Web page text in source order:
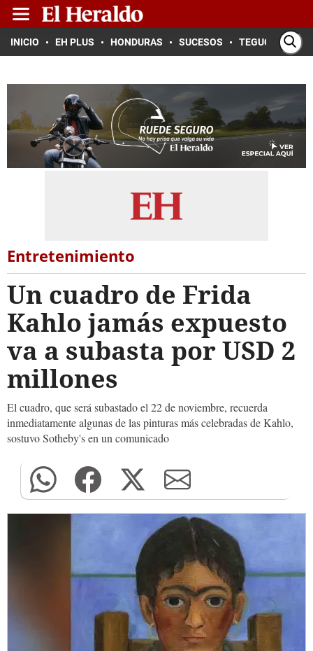
INICIO EH PLUS HONDURAS SUCESOS TEGUCIGALPA
Entretenimiento
Un cuadro de Frida
Kahlo jamás expuesto
va a subasta por USD 2
millones
El cuadro, que será subastado el 22 de noviembre, recuerda
inmediatamente algunas de las pinturas más celebradas de Kahlo,
sostuvo Sotheby's en un comunicado